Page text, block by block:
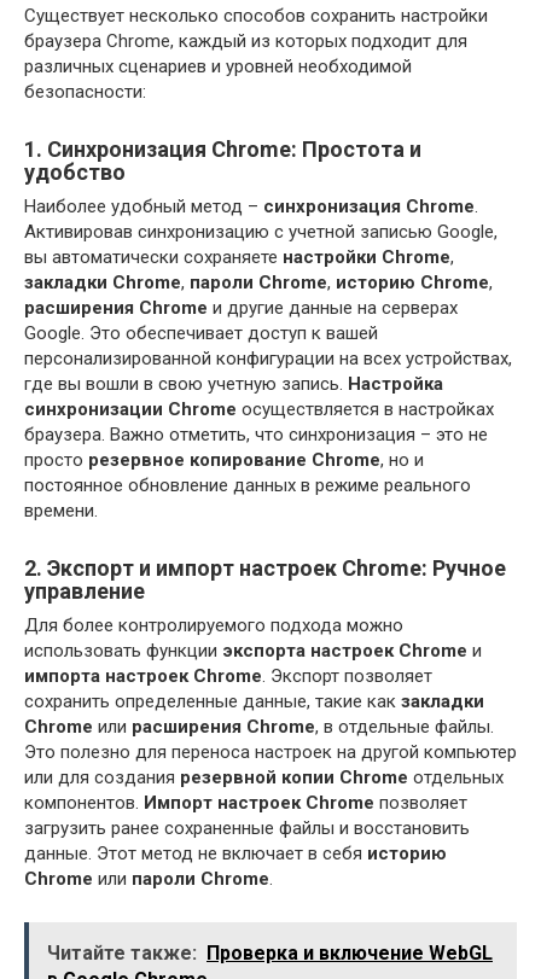
Существует несколько способов сохранить настройки
браузера Chrome, каждый из которых подходит для
различных сценариев и уровней необходимой
безопасности:
1. Синхронизация Chrome: Простота и
удобство
Наиболее удобный метод – синхронизация Chrome.
Активировав синхронизацию с учетной записью Google,
вы автоматически сохраняете настройки Chrome,
закладки Chrome, пароли Chrome, историю Chrome,
расширения Chrome и другие данные на серверах
Google. Это обеспечивает доступ к вашей
персонализированной конфигурации на всех устройствах,
где вы вошли в свою учетную запись. Настройка
синхронизации Chrome осуществляется в настройках
браузера. Важно отметить, что синхронизация – это не
просто резервное копирование Chrome, но и
постоянное обновление данных в режиме реального
времени.
2. Экспорт и импорт настроек Chrome: Ручное
управление
Для более контролируемого подхода можно
использовать функции экспорта настроек Chrome и
импорта настроек Chrome. Экспорт позволяет
сохранить определенные данные, такие как закладки
Chrome или расширения Chrome, в отдельные файлы.
Это полезно для переноса настроек на другой компьютер
или для создания резервной копии Chrome отдельных
компонентов. Импорт настроек Chrome позволяет
загрузить ранее сохраненные файлы и восстановить
данные. Этот метод не включает в себя историю
Chrome или пароли Chrome.
Читайте также: Проверка и включение WebGL